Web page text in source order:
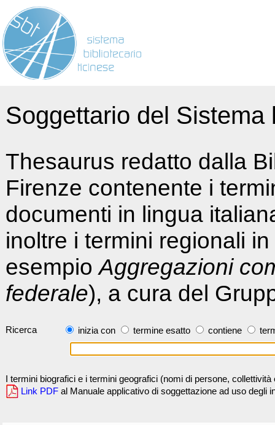
Soggettario del
Thesaurus redatto dalla
Firenze contenente i
documenti in lingua
inoltre i termini regionali
esempioAggregazioni
federale), a cura del
Ricerca inizia con termine esatto contiene
I termini biografici e i termini geografici (nomi di persone,
Link PDF al Manuale applicativo di soggettazione ad uso degli